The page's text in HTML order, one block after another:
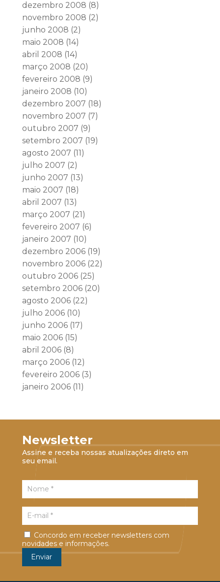
dezembro 2008 (8)
novembro 2008 (2)
junho 2008 (2)
maio 2008 (14)
abril 2008 (14)
março 2008 (20)
fevereiro 2008 (9)
janeiro 2008 (10)
dezembro 2007 (18)
novembro 2007 (7)
outubro 2007 (9)
setembro 2007 (19)
agosto 2007 (11)
julho 2007 (2)
junho 2007 (13)
maio 2007 (18)
abril 2007 (13)
março 2007 (21)
fevereiro 2007 (6)
janeiro 2007 (10)
dezembro 2006(19)
novembro 2006(22)
outubro 2006(25)
setembro 2006(20)
agosto 2006(22)
julho 2006(10)
junho 2006(17)
maio 2006(15)
abril 2006(8)
março 2006(12)
fevereiro 2006(3)
janeiro 2006(11)
Newsletter
Assine e receba nossas atualizações direto em
seu email.
Concordo em receber newsletters com
novidades e informações.